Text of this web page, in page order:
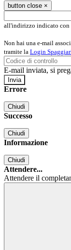
button close ×
all'indirizzo indicato con
Non hai una e-mail
tramite la Login
E-mail inviata, si
Errore
Chiudi
Successo
Chiudi
Informazione
Chiudi
Attendere...
Attendere il